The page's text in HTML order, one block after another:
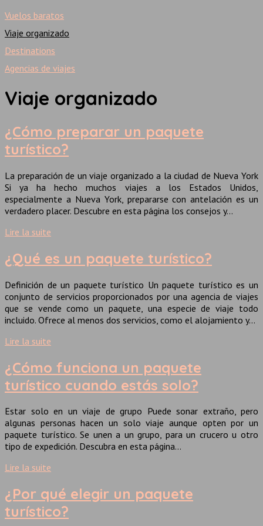
Vuelos baratos
Viaje organizado
Destinations
Agencias de viajes
Viaje organizado
¿Cómo preparar un paquete
turístico?
La preparación de un viaje organizado a la ciudad de Nueva York
Si ya ha hecho muchos viajes a los Estados Unidos,
especialmente a Nueva York, prepararse con antelación es un
verdadero placer. Descubre en esta página los consejos y…
Lire la suite
¿Qué es un paquete turístico?
Definición de un paquete turístico Un paquete turístico es un
conjunto de servicios proporcionados por una agencia de viajes
que se vende como un paquete, una especie de viaje todo
incluido. Ofrece al menos dos servicios, como el alojamiento y…
Lire la suite
¿Cómo funciona un paquete
turístico cuando estás solo?
Estar solo en un viaje de grupo Puede sonar extraño, pero
algunas personas hacen un solo viaje aunque opten por un
paquete turístico. Se unen a un grupo, para un crucero u otro
tipo de expedición. Descubra en esta página…
Lire la suite
¿Por qué elegir un paquete
turístico?